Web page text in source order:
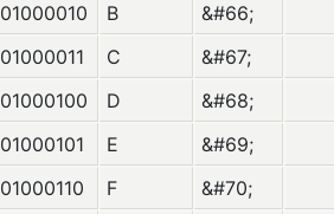
01000010 B
&#66;
01000011 C
&#67;
01000100 D
&#68;
01000101 E
&#69;
01000110 F
&#70;